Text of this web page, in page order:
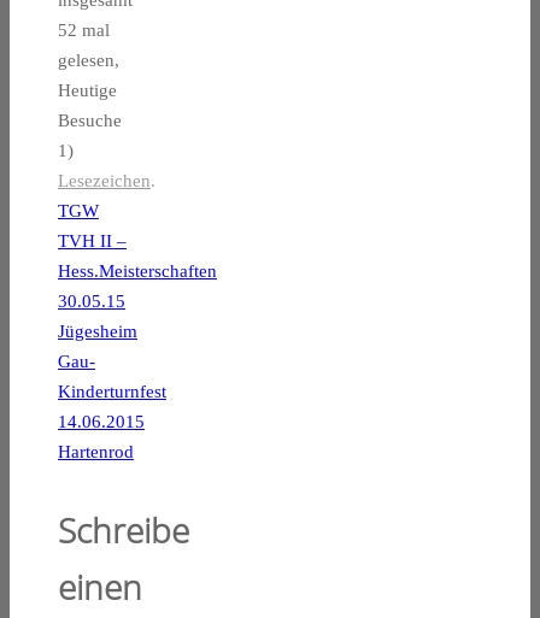
52 mal
gelesen,
Heutige
Besuche
1)
Lesezeichen.
TGW
TVH II –
Hess.Meisterschaften
30.05.15
Jügesheim
Gau-
Kinderturnfest
14.06.2015
Hartenrod
Schreibe
einen